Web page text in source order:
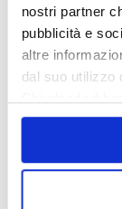
nostri partner
pubblicità e
altre
dal suo utilizzo
solo i cookie
〉